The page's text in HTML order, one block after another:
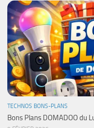
TECHNOS BONS-PLANS
Bons Plans DOMADOO du